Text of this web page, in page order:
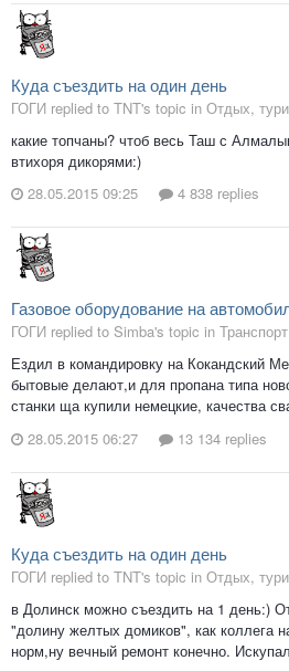
Куда съездить на один день
ГОГИ replied to TNT's topic in Отдых,
какие топчаны? чтоб весь Таш с
втихоря дикорями:)
28.05.2015 09:25
4 838 replies
Газовое оборудование на
ГОГИ replied to Simba's topic in Транспорт
Ездил в командировку на Кокандский
бытовые делают,и для пропана типа
станки ща купили немецкие, качества
28.05.2015 06:27
13 134 replies
Куда съездить на один день
ГОГИ replied to TNT's topic in Отдых,
в Долинск можно съездить на 1 день:)
"долину желтых домиков", как коллега
норм,ну вечный ремонт конечно.